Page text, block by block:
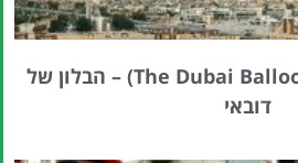
כדור פורח דובאי (The Dubai Balloon) – הבלון של
דובאי